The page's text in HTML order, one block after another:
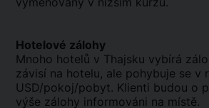
Hotelové zálohy
Mnoho hotelů v Thajsku vybírá
závisí na hotelu, ale pohybuje se v
USD/pokoj/pobyt. Klienti budou o
výše zálohy informováni na místě.